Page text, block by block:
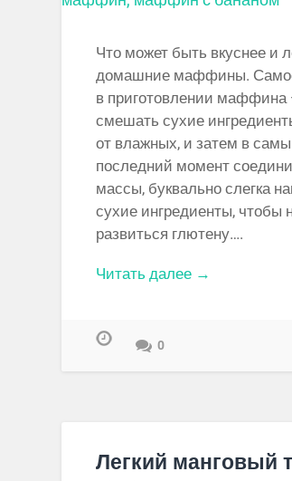
Что может быть вкуснее и
домашние маффины.
в приготовлении маффина
смешать сухие
от влажных, и затем в
последний момент
массы, буквально слегка
сухие ингредиенты, чтобы
развиться глютену….
Читать далее →
0
Легкий манговый